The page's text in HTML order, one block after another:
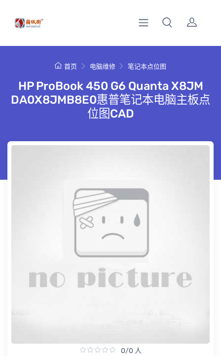
首页 电脑维修 笔记本点位图
HP ProBook 450 G6 Quanta X8JM
DA0X8JMB8E0惠普笔记本电脑主板点
位图CAD
0/0 人